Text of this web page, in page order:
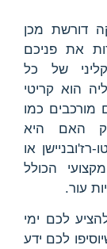
דורשת מכן
את פניכם
של כל
הוא קריטי
מורכבים כמו
האם היא
או
הכולל
עור.
לכם ימי
לכם ידע